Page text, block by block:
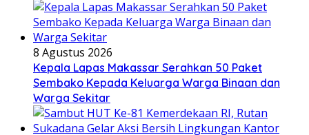
8 Agustus 2026
Kepala Lapas Makassar Serahkan 50 Paket
Sembako Kepada Keluarga Warga Binaan dan
Warga Sekitar